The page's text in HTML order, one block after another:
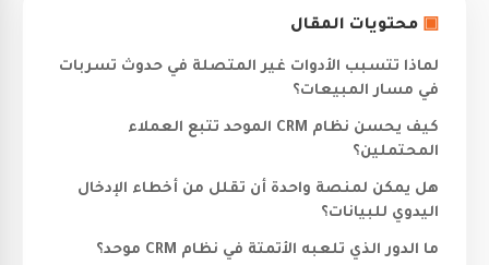
▣ محتويات المقال
لماذا تتسبب الأدوات غير المتصلة في حدوث تسربات
في مسار المبيعات؟
كيف يحسن نظام CRM الموحد تتبع العملاء
المحتملين؟
هل يمكن لمنصة واحدة أن تقلل من أخطاء الإدخال
اليدوي للبيانات؟
ما الدور الذي تلعبه الأتمتة في نظام CRM موحد؟